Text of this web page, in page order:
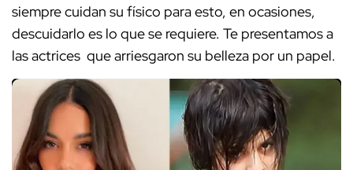
siempre cuidan su físico para esto, en ocasiones,
descuidarlo es lo que se requiere. Te presentamos a
las actrices que arriesgaron su belleza por un papel.